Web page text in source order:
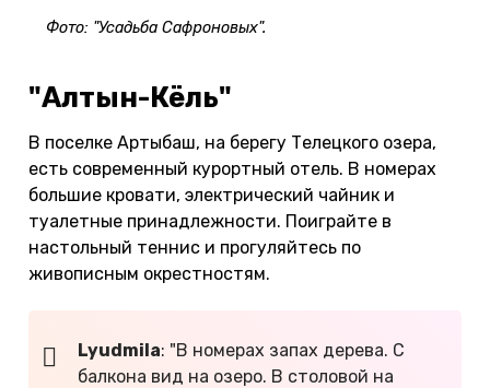
Фото: "Усадьба Сафроновых".
"Алтын-Кёль"
В поселке Артыбаш, на берегу Телецкого озера,
есть современный курортный отель. В номерах
большие кровати, электрический чайник и
туалетные принадлежности. Поиграйте в
настольный теннис и прогуляйтесь по
живописным окрестностям.
Lyudmila: "В номерах запах дерева. С
балкона вид на озеро. В столовой на